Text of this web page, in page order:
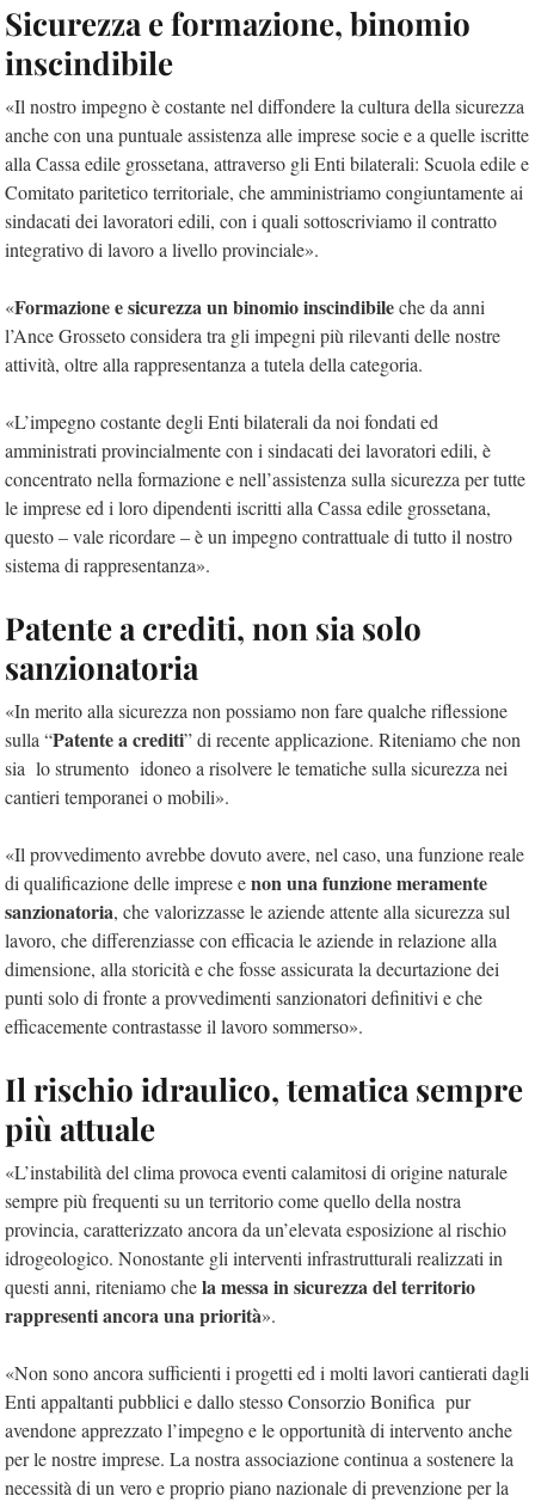
Sicurezza e formazione, binomio
inscindibile
«Il nostro impegno è costante nel diffondere la cultura della sicurezza
anche con una puntuale assistenza alle imprese socie e a quelle iscritte
alla Cassa edile grossetana, attraverso gli Enti bilaterali: Scuola edile e
Comitato paritetico territoriale, che amministriamo congiuntamente ai
sindacati dei lavoratori edili, con i quali sottoscriviamo il contratto
integrativo di lavoro a livello provinciale».
«Formazione e sicurezza un binomio inscindibileche da anni
l’Ance Grosseto considera tra gli impegni più rilevanti delle nostre
attività, oltre alla rappresentanza a tutela della categoria.
«L’impegno costante degli Enti bilaterali da noi fondati ed
amministrati provincialmente con i sindacati dei lavoratori edili, è
concentrato nella formazione e nell’assistenza sulla sicurezza per tutte
le imprese ed i loro dipendenti iscritti alla Cassa edile grossetana,
questo – vale ricordare – è un impegno contrattuale di tutto il nostro
sistema di rappresentanza».
Patente a crediti, non sia solo
sanzionatoria
«In merito alla sicurezza non possiamo non fare qualche riflessione
sulla “Patente a crediti” di recente applicazione. Riteniamo che non
sia lo strumento idoneo a risolvere le tematiche sulla sicurezza nei
cantieri temporanei o mobili».
«Il provvedimento avrebbe dovuto avere, nel caso, una funzione reale
di qualificazione delle imprese enon una funzione meramente
sanzionatoria, che valorizzasse le aziende attente alla sicurezza sul
lavoro, che differenziasse con efficacia le aziende in relazione alla
dimensione, alla storicità e che fosse assicurata la decurtazione dei
punti solo di fronte a provvedimenti sanzionatori definitivi e che
efficacemente contrastasse il lavoro sommerso».
Il rischio idraulico, tematica sempre
più attuale
«L’instabilità del clima provoca eventi calamitosi di origine naturale
sempre più frequenti su un territorio come quello della nostra
provincia, caratterizzato ancora da un’elevata esposizione al rischio
idrogeologico. Nonostante gli interventi infrastrutturali realizzati in
questi anni, riteniamo chela messa in sicurezza del territorio
rappresenti ancora una priorità».
«Non sono ancora sufficienti i progetti ed i molti lavori cantierati dagli
Enti appaltanti pubblici e dallo stesso Consorzio Bonifica pur
avendone apprezzato l’impegno e le opportunità di intervento anche
per le nostre imprese. La nostra associazione continua a sostenere la
necessità di un vero e proprio piano nazionale di prevenzione per la